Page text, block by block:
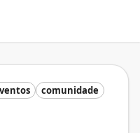
comunidade